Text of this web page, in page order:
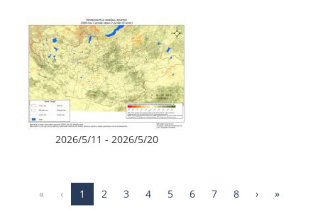
2026/5/11 - 2026/5/20
« ‹ 1 2 3 4 5 6 7 8 › »